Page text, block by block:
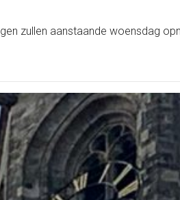
zullen aanstaande woensdag